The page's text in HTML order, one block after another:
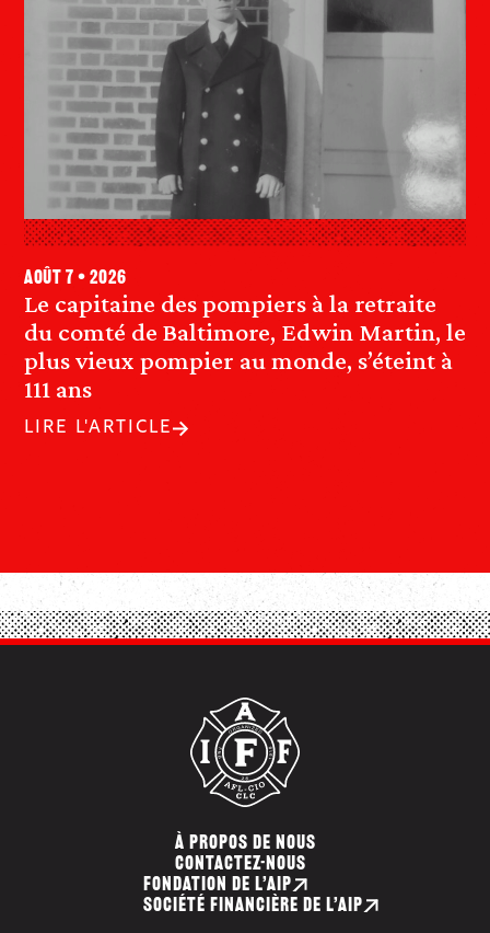
Le capitaine des pompiers à la retraite
du comté de Baltimore, Edwin Martin, le
plus vieux pompier au monde, s’éteint à
111 ans
août 7 • 2026
LIRE L'ARTICLE
À PROPOS DE NOUS
CONTACTEZ-NOUS
FONDATION DE L’AIP
SOCIÉTÉ FINANCIÈRE DE L’AIP